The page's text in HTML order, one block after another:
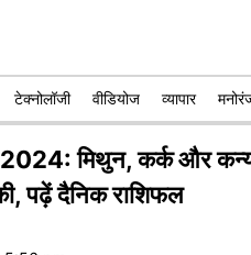
टेक्नोलॉजी वीडियोज व्यापार
मिथुन, कर्क और
पढ़ें दैनिक राशिफल